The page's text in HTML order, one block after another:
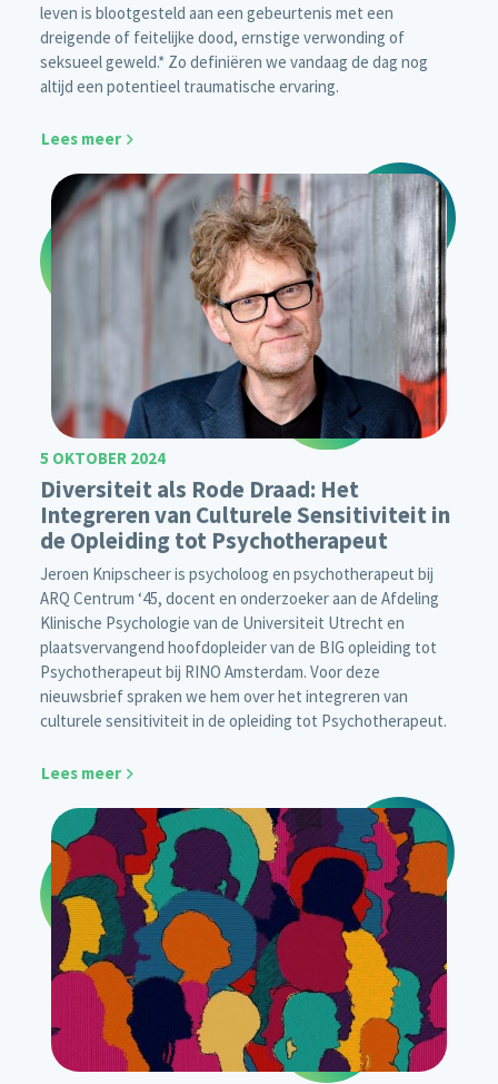
leven is blootgesteld aan een gebeurtenis met een
dreigende of feitelijke dood, ernstige verwonding of
seksueel geweld.* Zo definiëren we vandaag de dag nog
altijd een potentieel traumatische ervaring.
Lees meer
5 OKTOBER 2024
Diversiteit als Rode Draad: Het
Integreren van Culturele Sensitiviteit in
de Opleiding tot Psychotherapeut
Jeroen Knipscheer is psycholoog en psychotherapeut bij
ARQ Centrum ‘45, docent en onderzoeker aan de Afdeling
Klinische Psychologie van de Universiteit Utrecht en
plaatsvervangend hoofdopleider van de BIG opleiding tot
Psychotherapeut bij RINO Amsterdam. Voor deze
nieuwsbrief spraken we hem over het integreren van
culturele sensitiviteit in de opleiding tot Psychotherapeut.
Lees meer